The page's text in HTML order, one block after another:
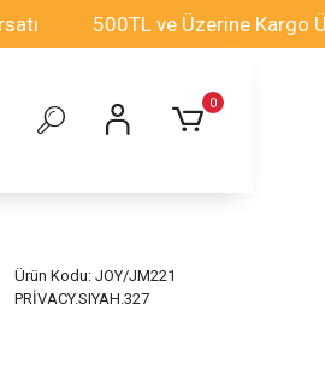
500TL ve Üzerine Kargo
0
Ürün Kodu:JOY/JM221
PRİVACY.SIYAH.327